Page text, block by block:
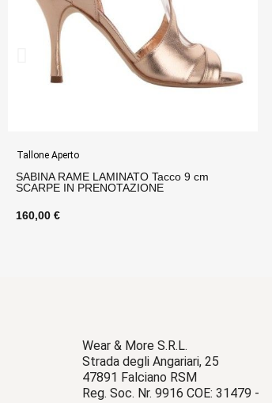
Tallone Aperto
ROSA ARGENTO LAMINATO Tacco 9 cm
SCARPE IN PRENOTAZIONE
150,00 €
Wear & More S.R.L.
Strada degli Angariari, 25
47891 Falciano RSM
Reg. Soc. Nr. 9916 COE: 31479 -